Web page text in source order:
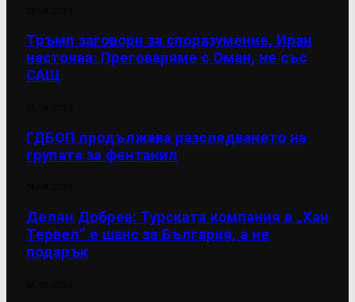
Тръмп заговори за споразумение, Иран
настоява: Преговаряме с Оман, не със
САЩ
ГДБОП продължава разследването на
групата за фентанил
Делян Добрев: Турската компания в „Хан
Тервел“ е шанс за България, а не
подарък